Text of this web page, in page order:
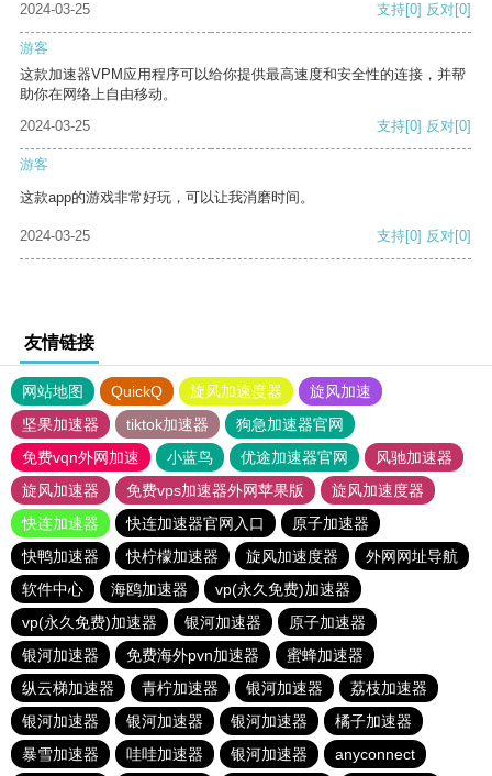
2024-03-25 支持[0] 反对[0]
游客
这款加速器VPM应用程序可以给你提供最高速度和安全性的连接，并帮
助你在网络上自由移动。
2024-03-25
支持[0] 反对[0]
游客
这款app的游戏非常好玩，可以让我消磨时间。
2024-03-25 支持[0] 反对[0]
友情链接
网站地图 QuickQ 旋风加速度器
旋风加速
坚果加速器
tiktok加速器
狗急加速器官网
免费vqn外网加速
小蓝鸟 优途加速器官网
风驰加速器
旋风加速器
免费vps加速器外网苹果版
旋风加速度器
快连加速器
快连加速器官网入口
原子加速器
快鸭加速器
快柠檬加速器 旋风加速度器
外网网址导航
软件中心
海鸥加速器
vp(永久免费)加速器
vp(永久免费)加速器
银河加速器
原子加速器
银河加速器
免费海外pvn加速器
蜜蜂加速器
纵云梯加速器
青柠加速器 银河加速器
荔枝加速器
银河加速器
银河加速器 银河加速器
橘子加速器
暴雪加速器
哇哇加速器 银河加速器 anyconnect